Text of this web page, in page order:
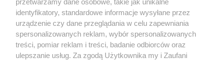
przetwarzamy dane osobowe, takie jak unikalne
identyfikatory, standardowe informacje wysyłane przez
urządzenie czy dane przeglądania w celu zapewniania
spersonalizowanych reklam, wybór spersonalizowanych
treści, pomiar reklam i treści, badanie odbiorców oraz
ulepszanie usług. Za zgodą Użytkownika my i Zaufani